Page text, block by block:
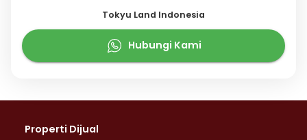
Tokyu Land Indonesia
Hubungi Kami
Properti Dijual